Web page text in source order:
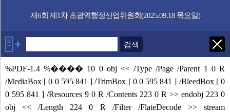
제6회 제1차 초광역행정산업위원회(2025.09.18 목요일)
발언자
안건
부록
%PDF-1.4 %���� 10 0 obj << /Type /Page /Parent 1 0 R
/MediaBox [ 0 0 595 841 ] /TrimBox [ 0 0 595 841 ] /BleedBox [ 0
0 595 841 ] /Resources 9 0 R /Contents 223 0 R >> endobj 223 0
obj << /Length 224 0 R /Filter /FlateDecode >> stream